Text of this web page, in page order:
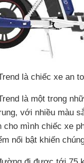
là chiếc xe an
là một trong
với nhiều màu
cho mình chiếc xe
nổi bật khiến